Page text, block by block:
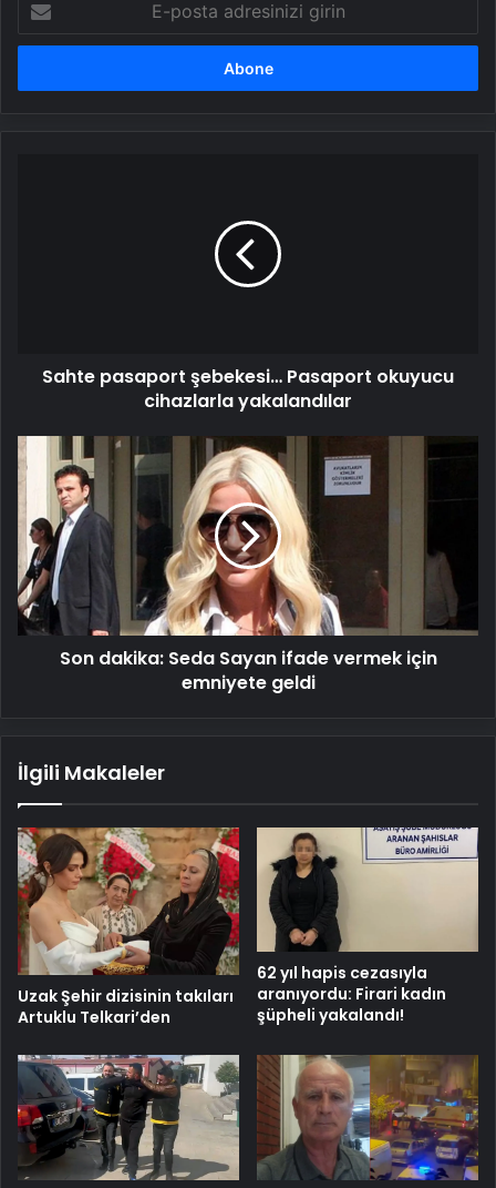
posta
adresinizi
Sahte pasaport şebekesi… Pasaport okuyucu
cihazlarla yakalandılar
Son
dakika:
Sayan
ifade
vermek
için
emniyete
geldi
Son dakika: Seda Sayan ifade vermek için
emniyete geldi
İlgili Makaleler
Uzak Şehir dizisinin takıları
Artuklu Telkari’den
62 yıl hapis cezasıyla
aranıyordu: Firari kadın
şüpheli yakalandı!